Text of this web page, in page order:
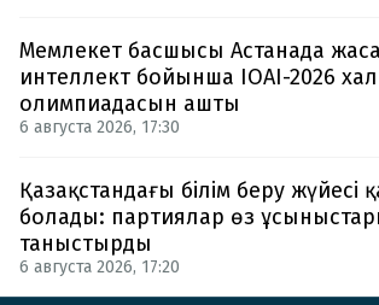
Мемлекет басшысы Астанада
интеллект бойынша IOAI-2026
олимпиадасын ашты
6 августа 2026, 17:30
Қазақстандағы білім беру жүйесі
болады: партиялар өз
таныстырды
6 августа 2026, 17:20